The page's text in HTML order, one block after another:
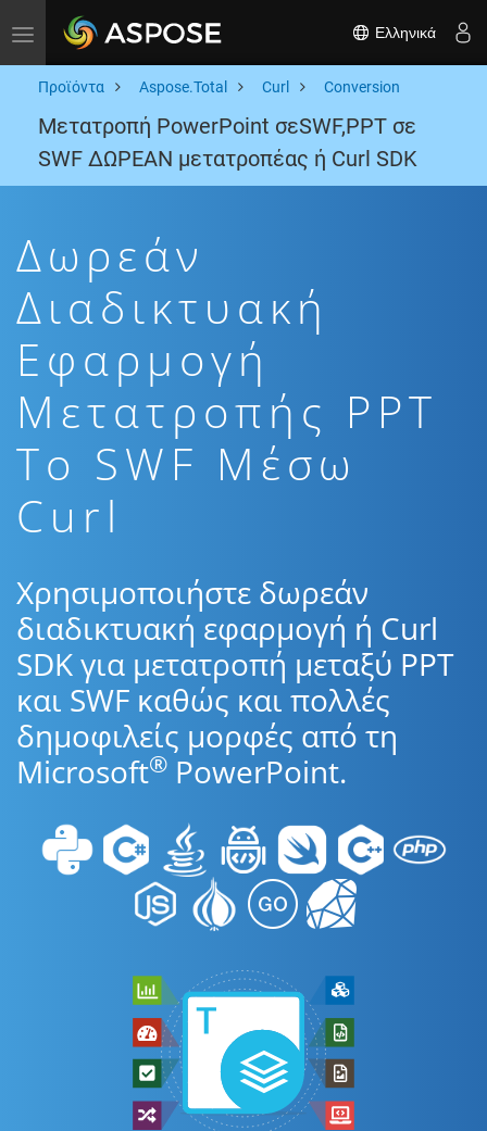
Toggle navigation Ελληνικά
Προϊόντα Aspose.Total Curl Conversion
Μετατροπή PowerPoint σεSWF,PPT σε
SWF ΔΩΡΕΑΝ μετατροπέας ή Curl SDK
Δωρεάν
Διαδικτυακή
Εφαρμογή
Μετατροπής PPT
To SWF Μέσω
Curl
Χρησιμοποιήστε δωρεάν
διαδικτυακή εφαρμογή ή Curl
SDK για μετατροπή μεταξύ PPT
και SWF καθώς και πολλές
δημοφιλείς μορφές από τη
Microsoft® PowerPoint.